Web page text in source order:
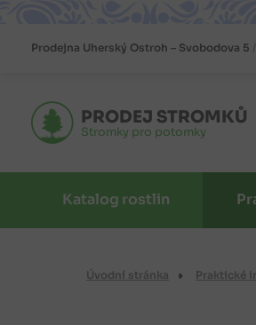
Prodejna Uherský Ostroh – Svobodova 5
PRODEJ STROMKŮ
Stromky pro potomky
Katalog rostlin
Úvodní stránka Praktické